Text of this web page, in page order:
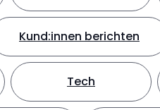
Kund:innen berichten
Tech